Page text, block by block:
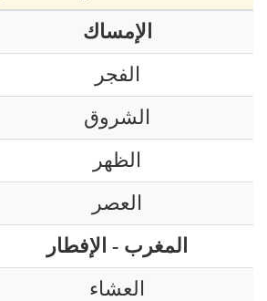
الإمساك
الفجر
الشروق
الظهر
العصر
المغرب - الإفطار
العشاء